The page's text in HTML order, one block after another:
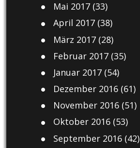
Mai 2017(33)
April 2017(38)
März 2017(28)
Februar 2017(35)
Januar 2017(54)
Dezember 2016(61)
November 2016(51)
Oktober 2016(53)
September 2016(42)